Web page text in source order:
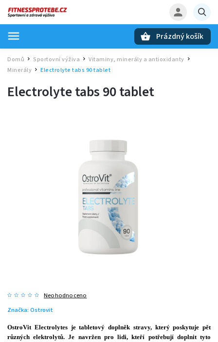
Prázdný košík
Domů / Sportovní výživa / Vitaminy, minerály a antioxidanty
Minerály / Electrolyte tabs 90 tablet
Electrolyte tabs 90 tablet
Neohodnoceno
Značka: Ostrovit
OstroVit Electrolytes je tabletový doplněk stravy, který poskytuje pět
různých elektrolytů. Je navržen pro lidi, kteří potřebují doplnit tyto